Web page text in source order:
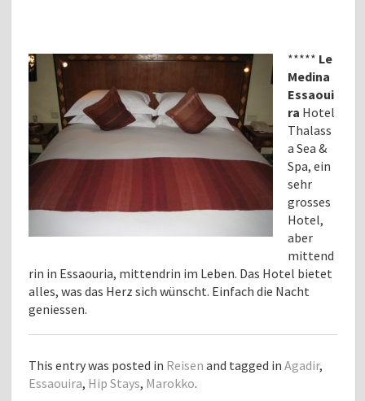
***** Le
Medina
Essaoui
ra Hotel
Thalass
a Sea &
Spa, ein
sehr
grosses
Hotel,
aber
mittend
rin in Essaouria, mittendrin im Leben. Das Hotel bietet
alles, was das Herz sich wünscht. Einfach die Nacht
geniessen.
This entry was posted in Reisen and tagged inAgadir,
Essaouira, Hip Stays, Marokko.